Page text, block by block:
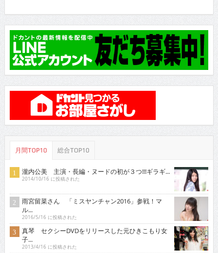
月間TOP10 総合TOP10
瀧内公美 主演・長編・ヌードの初が３つ!!!ギラギ...
2014/10/16 に投稿された
雨宮留菜さん 「ミスヤンチャン2016」参戦！マ
ル...
2016/5/16 に投稿された
真琴 セクシーDVDをリリースした元ひきこもり女
子...
2013/4/16 に投稿された